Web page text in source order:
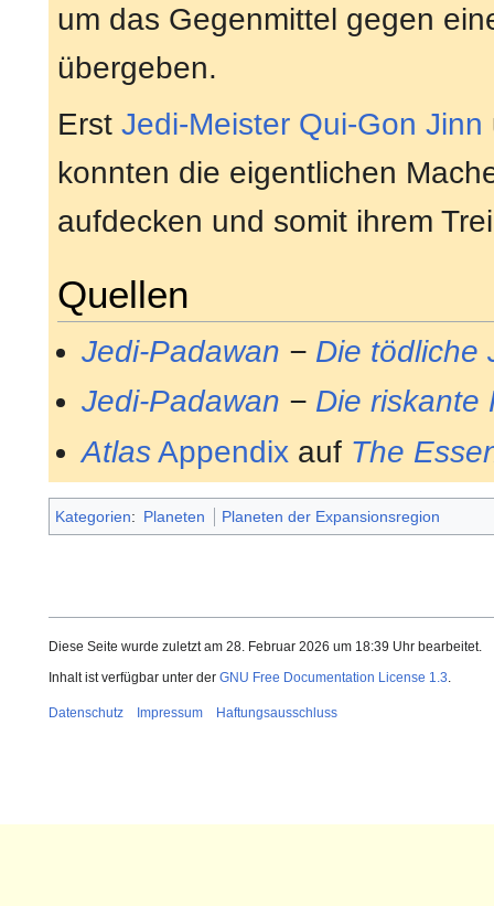
um das Gegenmittel gegen
übergeben.
Erst Jedi-Meister Qui-Gon Jinn
konnten die eigentlichen
aufdecken und somit ihrem
Quellen
Jedi-Padawan − Die tödliche
Jedi-Padawan − Die riskante
AtlasAppendix auf The
Kategorien: Planeten Planeten der Expansionsregion
Diese Seite wurde zuletzt am 28. Februar 2026 um 18:39 Uhr bearbeitet.
Inhalt ist verfügbar unter der GNU Free Documentation License 1.3.
Datenschutz Impressum Haftungsausschluss